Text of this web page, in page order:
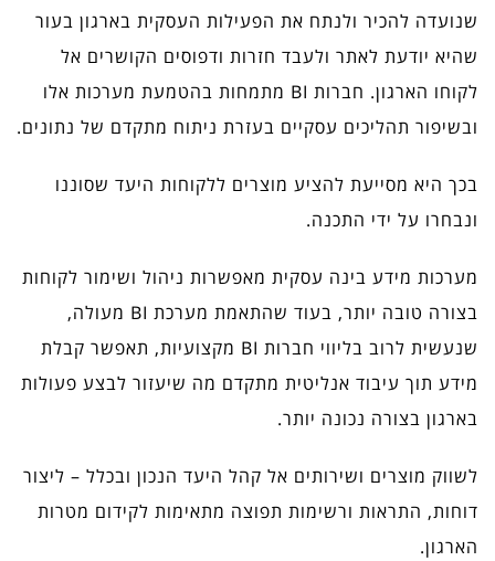
שנועדה להכיר ולנתח את הפעילות העסקית בארגון בעור
שהיא יודעת לאתר ולעבד חזרות ודפוסים הקושרים אל
לקוחו הארגון. חברות BI מתמחות בהטמעת מערכות אלו
ובשיפור תהליכים עסקיים בעזרת ניתוח מתקדם של נתונים.
בכך היא מסייעת להציע מוצרים ללקוחות היעד שסוננו
ונבחרו על ידי התכנה.
מערכות מידע בינה עסקית מאפשרות ניהול ושימור לקוחות
בצורה טובה יותר, בעוד שהתאמת מערכת BI מעולה,
שנעשית לרוב בליווי חברות BI מקצועיות, תאפשר קבלת
מידע תוך עיבוד אנליטית מתקדם מה שיעזור לבצע פעולות
בארגון בצורה נכונה יותר.
לשווק מוצרים ושירותים אל קהל היעד הנכון ובכלל – ליצור
דוחות, התראות ורשימות תפוצה מתאימות לקידום מטרות
הארגון.